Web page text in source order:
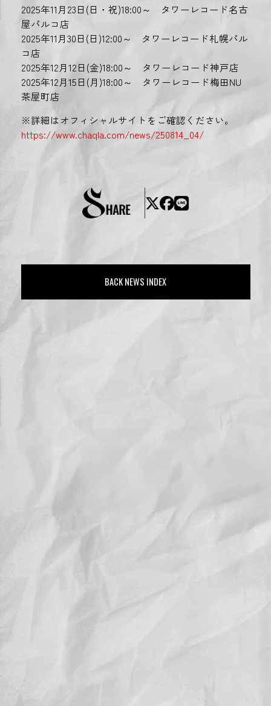
2025年11月23日(日・祝)18:00～ タワーレコード名古
屋パルコ店
2025年11月30日(日)12:00～ タワーレコード札幌パル
コ店
2025年12月12日(金)18:00～ タワーレコード神戸店
2025年12月15日(月)18:00～ タワーレコード梅田NU
茶屋町店
※詳細はオフィシャルサイトをご確認ください。
https://www.chaqla.com/news/250814_04/
BACK NEWS INDEX